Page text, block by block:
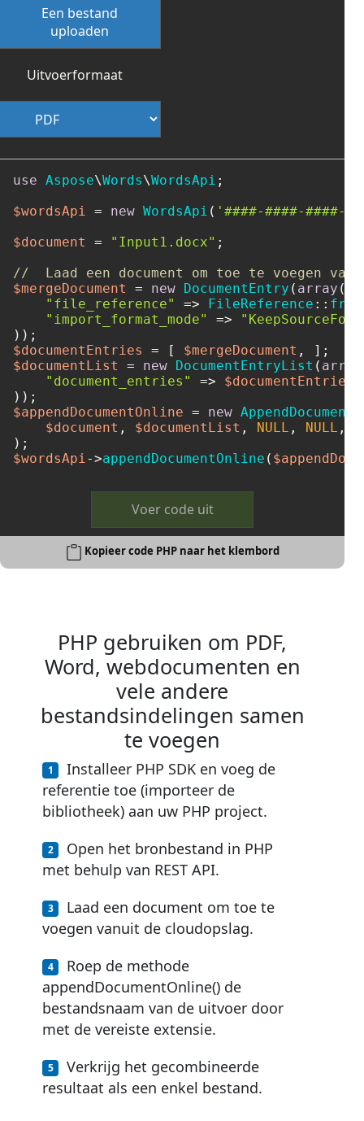
Een bestand
uploaden
Uitvoerformaat
use Aspose\Words\WordsApi ;
$wordsApi = new WordsApi ( '####-####-####-
$document
= "Input1.docx" ;
//  Laad een document om toe te voegen
$mergeDocument
= new DocumentEntry ( array (
"file_reference"
=> FileReference ::
"import_format_mode"
=>
$documentEntries
= [ $mergeDocument
$documentList
= new DocumentEntryList ( array
"document_entries"
=> $documentEntries
$appendDocumentOnline = new
$document , $documentList , NULL , NULL ,
$wordsApi->appendDocumentOnline (
Voer code uit
Kopieer code PHP naar het klembord
PHP gebruiken om PDF,
Word, webdocumenten en
vele andere
bestandsindelingen samen
te voegen
Installeer PHP SDK en voeg de
referentie toe (importeer de
bibliotheek) aan uw PHP project.
Open het bronbestand in PHP
met behulp van REST API.
Laad een document om toe te
voegen vanuit de cloudopslag.
Roep de methode
appendDocumentOnline() de
bestandsnaam van de uitvoer door
met de vereiste extensie.
Verkrijg het gecombineerde
resultaat als een enkel bestand.